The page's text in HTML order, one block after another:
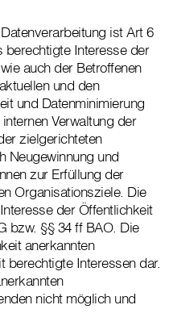
ist Art 6
berechtigte Interesse der
auch der Betroffenen
und den
und Datenminimierung
Verwaltung der
zielgerichteten
Neugewinnung und
zur Erfüllung der
Organisationsziele. Die
der Öffentlichkeit
bzw. §§ 34 ff BAO. Die
anerkannten
berechtigte Interessen dar.
nicht möglich und